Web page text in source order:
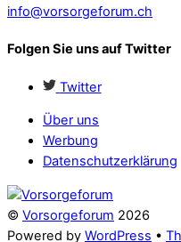
info@vorsorgeforum.ch
Folgen Sie uns auf Twitter
Twitter
Über uns
Werbung
Datenschutzerklärung
© Vorsorgeforum 2026
Powered by WordPress •